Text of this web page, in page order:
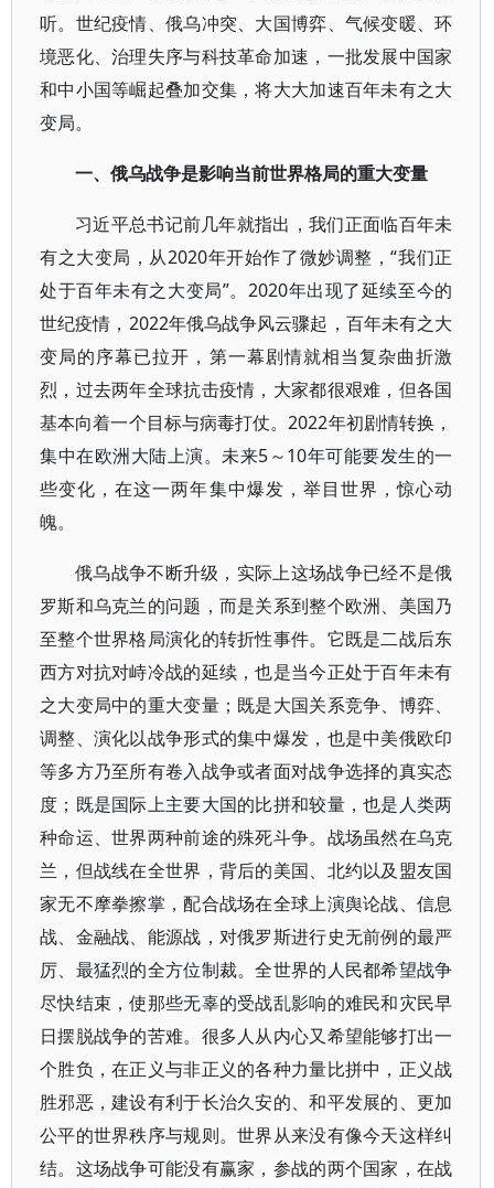
听。世纪疫情、俄乌冲突、大国博弈、气候变暖、环
境恶化、治理失序与科技革命加速，一批发展中国家
和中小国等崛起叠加交集，将大大加速百年未有之大
变局。
一、俄乌战争是影响当前世界格局的重大变量
习近平总书记前几年就指出，我们正面临百年未
有之大变局，从2020年开始作了微妙调整，“我们正
处于百年未有之大变局”。2020年出现了延续至今的
世纪疫情，2022年俄乌战争风云骤起，百年未有之大
变局的序幕已拉开，第一幕剧情就相当复杂曲折激
烈，过去两年全球抗击疫情，大家都很艰难，但各国
基本向着一个目标与病毒打仗。2022年初剧情转换，
集中在欧洲大陆上演。未来5～10年可能要发生的一
些变化，在这一两年集中爆发，举目世界，惊心动
魄。
俄乌战争不断升级，实际上这场战争已经不是俄
罗斯和乌克兰的问题，而是关系到整个欧洲、美国乃
至整个世界格局演化的转折性事件。它既是二战后东
西方对抗对峙冷战的延续，也是当今正处于百年未有
之大变局中的重大变量；既是大国关系竞争、博弈、
调整、演化以战争形式的集中爆发，也是中美俄欧印
等多方乃至所有卷入战争或者面对战争选择的真实态
度；既是国际上主要大国的比拼和较量，也是人类两
种命运、世界两种前途的殊死斗争。战场虽然在乌克
兰，但战线在全世界，背后的美国、北约以及盟友国
家无不摩拳擦掌，配合战场在全球上演舆论战、信息
战、金融战、能源战，对俄罗斯进行史无前例的最严
厉、最猛烈的全方位制裁。全世界的人民都希望战争
尽快结束，使那些无辜的受战乱影响的难民和灾民早
日摆脱战争的苦难。很多人从内心又希望能够打出一
个胜负，在正义与非正义的各种力量比拼中，正义战
胜邪恶，建设有利于长治久安的、和平发展的、更加
公平的世界秩序与规则。世界从来没有像今天这样纠
结。这场战争可能没有赢家，参战的两个国家，在战